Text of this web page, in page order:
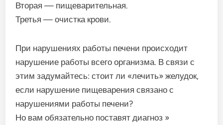
Вторая — пищеварительная.
Третья — очистка крови.
При нарушениях работы печени происходит
нарушение работы всего организма. В связи с
этим задумайтесь: стоит ли «лечить» желудок,
если нарушение пищеварения связано с
нарушениями работы печени?
Но вам обязательно поставят диагноз »